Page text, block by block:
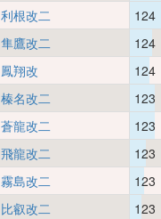
利根改二
124
隼鷹改二
124
鳳翔改
124
榛名改二
123
蒼龍改二
123
飛龍改二
123
霧島改二
123
比叡改二
123